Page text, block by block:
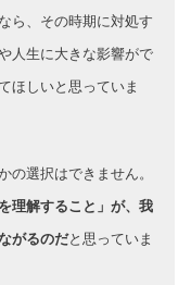
ら、その時期に対処す
人生に大きな影響がで
ほしいと思っていま
選択はできません。
理解すること」が、我
がるのだと思っていま